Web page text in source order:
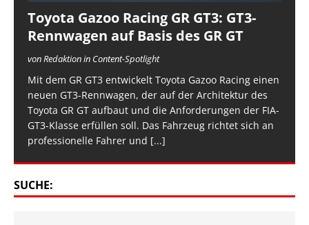
Toyota Gazoo Racing GR GT3: GT3-
Rennwagen auf Basis des GR GT
von Redaktion in Content-Spotlight
Mit dem GR GT3 entwickelt Toyota Gazoo Racing einen
neuen GT3-Rennwagen, der auf der Architektur des
Toyota GR GT aufbaut und die Anforderungen der FIA-
GT3-Klasse erfüllen soll. Das Fahrzeug richtet sich an
professionelle Fahrer und [...]
SUCHE: